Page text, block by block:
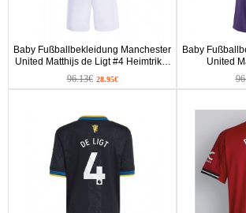
Baby Fußballbekleidung Manchester
United Matthijs de Ligt #4 Heimtrikot
2025-26 Kurzarm (+ kurze hosen)
96.13€ 28.95€
Baby
United